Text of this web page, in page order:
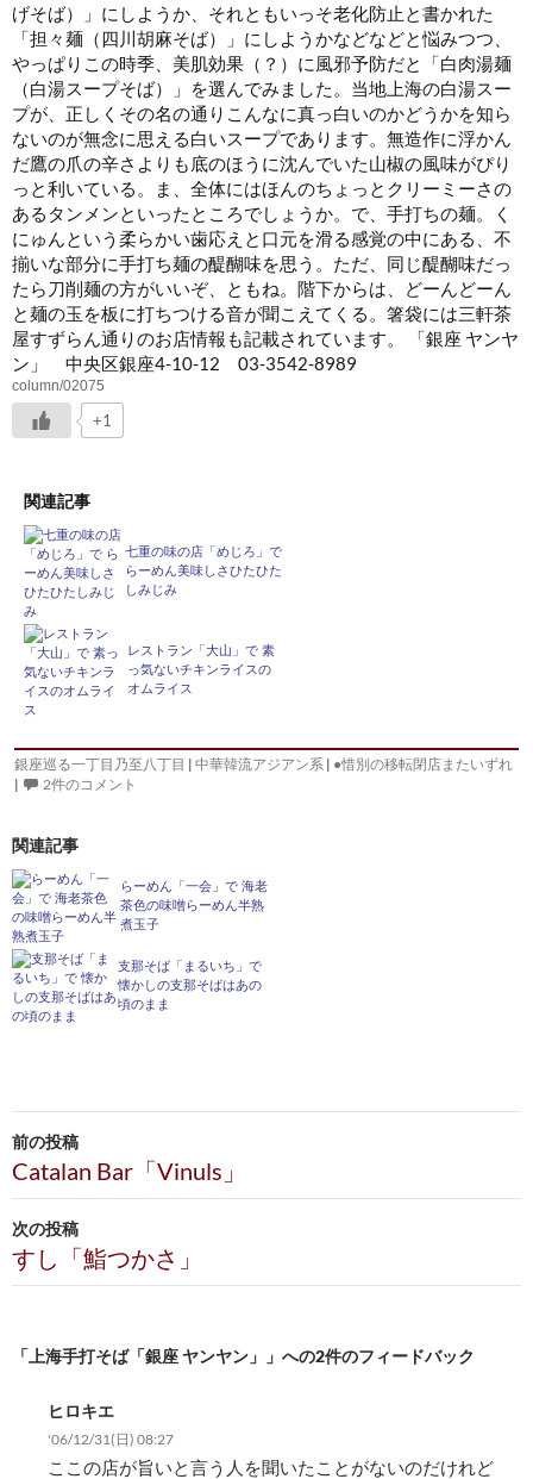
げそば）」にしようか、それともいっそ老化防止と書かれた
「担々麺（四川胡麻そば）」にしようかなどなどと悩みつつ、
やっぱりこの時季、美肌効果（？）に風邪予防だと「白肉湯麺
（白湯スープそば）」を選んでみました。当地上海の白湯スー
プが、正しくその名の通りこんなに真っ白いのかどうかを知ら
ないのが無念に思える白いスープであります。無造作に浮かん
だ鷹の爪の辛さよりも底のほうに沈んでいた山椒の風味がぴり
っと利いている。ま、全体にはほんのちょっとクリーミーさの
あるタンメンといったところでしょうか。で、手打ちの麺。く
にゅんという柔らかい歯応えと口元を滑る感覚の中にある、不
揃いな部分に手打ち麺の醍醐味を思う 。ただ、同じ醍醐味だっ
たら刀削麺の方がいいぞ、ともね。階下からは、どーんどーん
と麺の玉を板に打ちつける音が聞こえてくる。箸袋には三軒茶
屋すずらん通りのお店情報も記載されています。 「銀座 ヤンヤ
ン」 中央区銀座4-10-12 03-3542-8989
column/02075
+1
関連記事
七重の味の店「めじろ」で
らーめん美味しさひたひた
しみじみ
レストラン「大山」で 素
っ気ないチキンライスの
オムライス
銀座巡る一丁目乃至八丁目 | 中華韓流アジアン系 | ●惜別の移転閉店またいずれ
|
2件のコメント
関連記事
らーめん「一会」で 海老
茶色の味噌らーめん半熟
煮玉子
支那そば「まるいち」で
懐かしの支那そばはあの
頃のまま
投
稿
ナ
ビ
ゲ
ー
前の投稿
Catalan Bar「Vinuls」
次の投稿
すし「鮨つかさ」
「上海手打そば「銀座 ヤンヤン」」への2件のフィードバック
ヒロキエ
'06/12/31(日) 08:27
ここの店が旨いと言う人を聞いたことがないのだけれど